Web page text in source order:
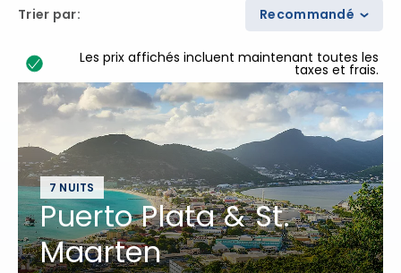
Trier par: Recommandé
Les prix affichés incluent maintenant toutes les
taxes et frais.
7 NUITS
Puerto Plata & St.
Maarten